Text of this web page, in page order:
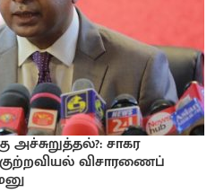
சாகர
குற்றவியல் விசாரணைப்